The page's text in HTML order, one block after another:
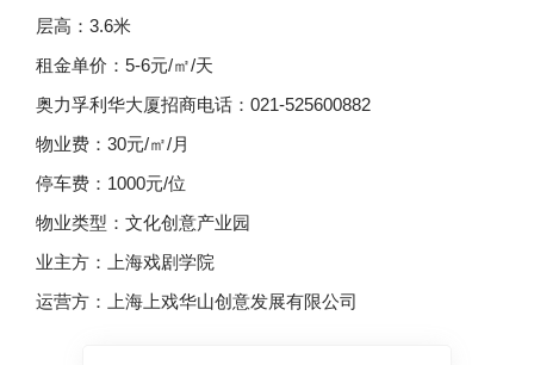
层高：3.6米
租金单价：5-6元/㎡/天
奥力孚利华大厦招商电话：021-525600882
物业费：30元/㎡/月
停车费：1000元/位
物业类型：文化创意产业园
业主方：上海戏剧学院
运营方：上海上戏华山创意发展有限公司